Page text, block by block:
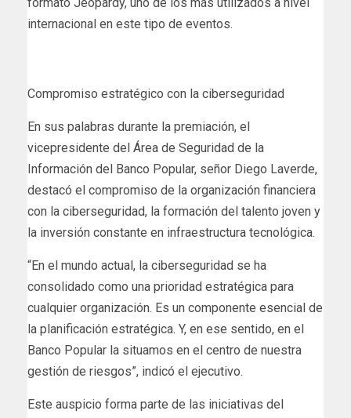
formato Jeopardy, uno de los más utilizados a nivel
internacional en este tipo de eventos.
Compromiso estratégico con la ciberseguridad
En sus palabras durante la premiación, el
vicepresidente del Área de Seguridad de la
Información del Banco Popular, señor Diego Laverde,
destacó el compromiso de la organización financiera
con la ciberseguridad, la formación del talento joven y
la inversión constante en infraestructura tecnológica.
“En el mundo actual, la ciberseguridad se ha
consolidado como una prioridad estratégica para
cualquier organización. Es un componente esencial de
la planificación estratégica. Y, en ese sentido, en el
Banco Popular la situamos en el centro de nuestra
gestión de riesgos”, indicó el ejecutivo.
Este auspicio forma parte de las iniciativas del